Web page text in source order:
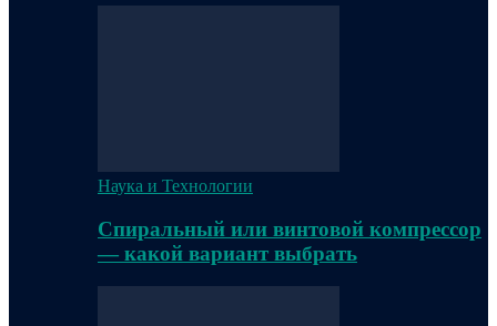
Наука и Технологии
Спиральный или винтовой компрессор
— какой вариант выбрать